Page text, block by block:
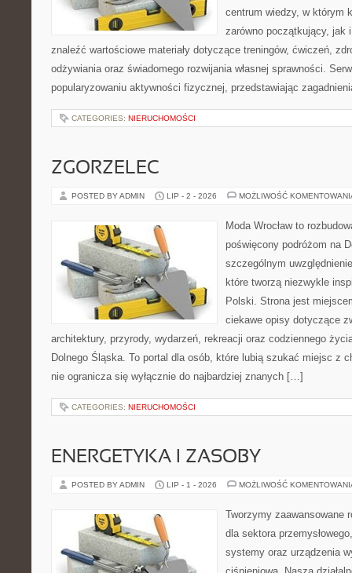
centrum wiedzy, w którym
zarówno początkujący, jak
znaleźć wartościowe materiały dotyczące treningów, ćwiczeń,
odżywiania oraz świadomego rozwijania własnej sprawności.
popularyzowaniu aktywności fizycznej, przedstawiając
CATEGORIES: NIERUCHOMOŚCI
ZGORZELEC
POSTED BY ADMIN LIP - 2 - 2026 MOŻLIWOŚĆ
Moda Wrocław to
poświęcony podróżom na
szczególnym
które tworzą niezwykle
Polski. Strona jest
ciekawe opisy dotyczące
architektury, przyrody, wydarzeń, rekreacji oraz codziennego
Dolnego Śląska. To portal dla osób, które lubią szukać miejsc z
nie ogranicza się wyłącznie do najbardziej znanych […]
CATEGORIES: NIERUCHOMOŚCI
ENERGETYKA I ZASOBY
POSTED BY ADMIN LIP - 1 - 2026 MOŻLIWOŚĆ
Tworzymy zaawansowane
dla sektora
systemy oraz urządzenia